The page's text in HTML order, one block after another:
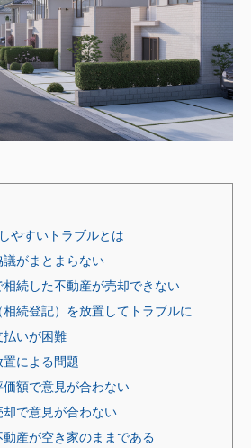
やすいトラブルとは
議がまとまらない
相続した不動産が売却できない
相続登記）を放置してトラブルに
払いが困難
置による問題
価額で意見が合わない
却で意見が合わない
動産が空き家のままである